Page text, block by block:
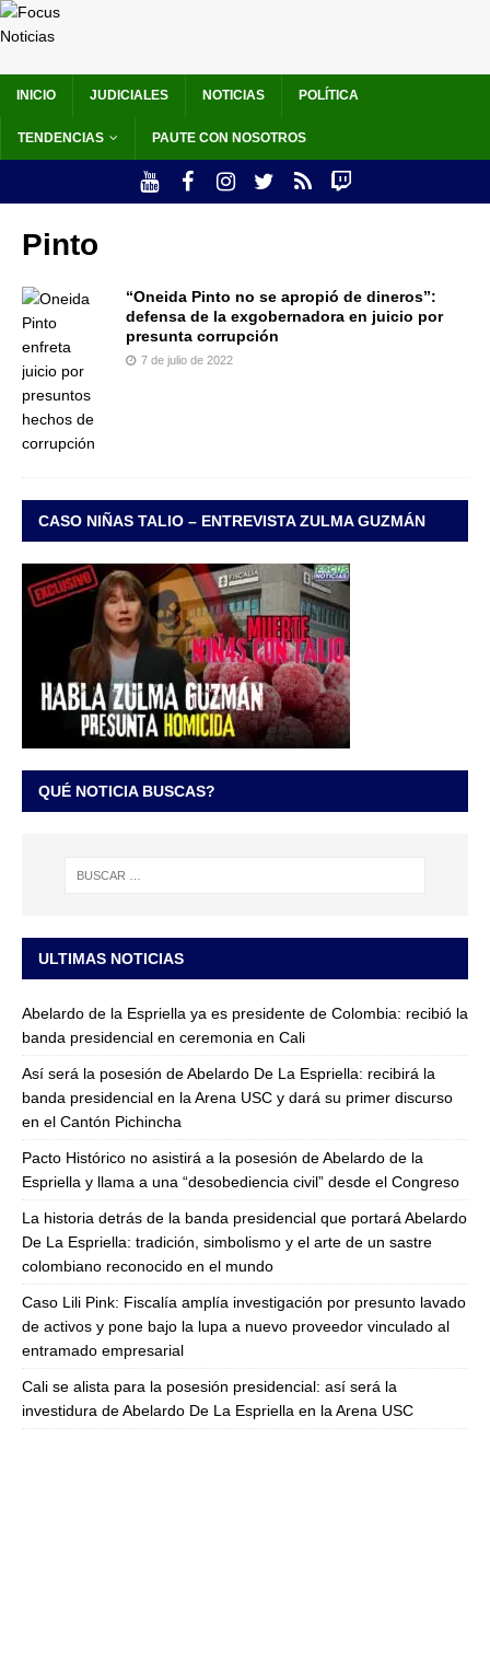
INICIO JUDICIALES NOTICIAS POLÍTICA
TENDENCIAS PAUTE CON NOSOTROS
Pinto
“Oneida Pinto no se apropió de dineros”:
defensa de la exgobernadora en juicio por
presunta corrupción
7 de julio de 2022
CASO NIÑAS TALIO – ENTREVISTA ZULMA GUZMÁN
QUÉ NOTICIA BUSCAS?
ULTIMAS NOTICIAS
Abelardo de la Espriella ya es presidente de Colombia: recibió la
banda presidencial en ceremonia en Cali
Así será la posesión de Abelardo De La Espriella: recibirá la
banda presidencial en la Arena USC y dará su primer discurso
en el Cantón Pichincha
Pacto Histórico no asistirá a la posesión de Abelardo de la
Espriella y llama a una “desobediencia civil” desde el Congreso
La historia detrás de la banda presidencial que portará Abelardo
De La Espriella: tradición, simbolismo y el arte de un sastre
colombiano reconocido en el mundo
Caso Lili Pink: Fiscalía amplía investigación por presunto lavado
de activos y pone bajo la lupa a nuevo proveedor vinculado al
entramado empresarial
Cali se alista para la posesión presidencial: así será la
investidura de Abelardo De La Espriella en la Arena USC